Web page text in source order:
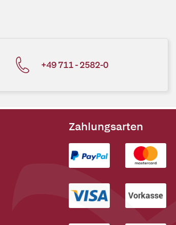
+49 711 - 2582-0
Zahlungsarten